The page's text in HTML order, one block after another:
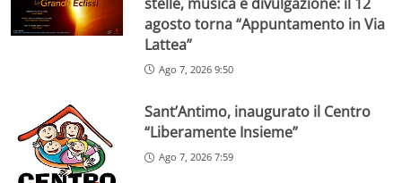
agosto torna “Appuntamento in Via
Lattea”
Ago 7, 2026 9:50
Sant’Antimo, inaugurato il Centro
“Liberamente Insieme”
Ago 7, 2026 7:59